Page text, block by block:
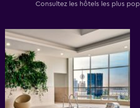
Consultez les hôtels les plus